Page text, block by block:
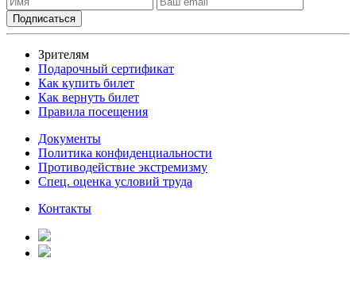
Зрителям
Подарочный сертификат
Как купить билет
Как вернуть билет
Правила посещения
Документы
Политика конфиденциальности
Противодействие экстремизму
Спец. оценка условий труда
Контакты